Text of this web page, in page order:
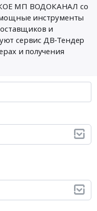
МП ВОДОКАНАЛ со
мощные инструменты
и
сервис ДВ-Тендер
и получения